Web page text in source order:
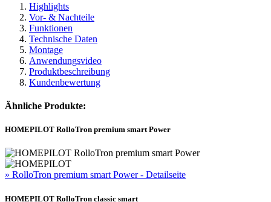
Highlights
Vor- & Nachteile
Funktionen
Technische Daten
Montage
Anwendungsvideo
Produktbeschreibung
Kundenbewertung
Ähnliche Produkte:
HOMEPILOT RolloTron premium smart Power
» RolloTron premium smart Power - Detailseite
HOMEPILOT RolloTron classic smart